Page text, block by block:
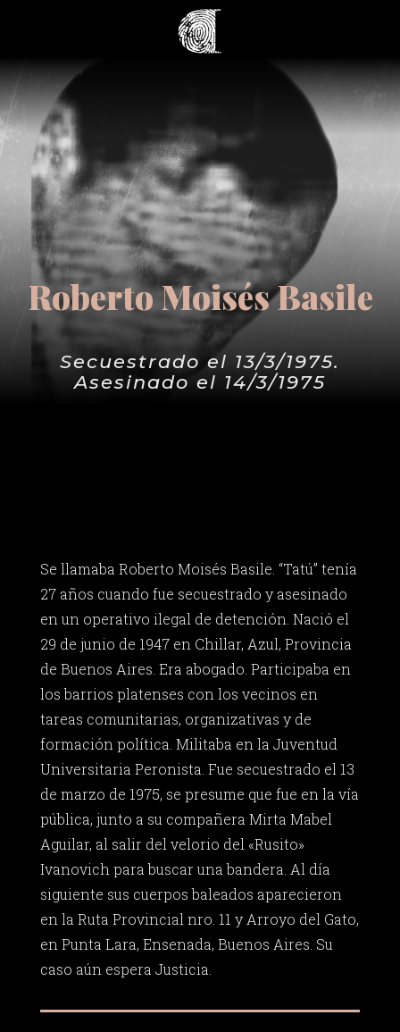
Roberto Moisés Basile
Secuestrado el 13/3/1975.
Asesinado el 14/3/1975
Se llamaba Roberto Moisés Basile. “Tatú” tenía
27 años cuando fue secuestrado y asesinado
en un operativo ilegal de detención. Nació el
29 de junio de 1947 en Chillar, Azul, Provincia
de Buenos Aires. Era abogado. Participaba en
los barrios platenses con los vecinos en
tareas comunitarias, organizativas y de
formación política. Militaba en la Juventud
Universitaria Peronista. Fue secuestrado el 13
de marzo de 1975, se presume que fue en la vía
pública, junto a su compañera Mirta Mabel
Aguilar, al salir del velorio del «Rusito»
Ivanovich para buscar una bandera. Al día
siguiente sus cuerpos baleados aparecieron
en la Ruta Provincial nro. 11 y Arroyo del Gato,
en Punta Lara, Ensenada, Buenos Aires. Su
caso aún espera Justicia.